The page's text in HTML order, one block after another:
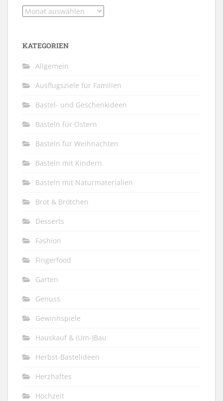
Archiv
KATEGORIEN
Allgemein
Ausflugsziele für Familien
Bastel- und Geschenkideen
Basteln für Ostern
Basteln für Weihnachten
Basteln mit Kindern
Basteln mit Naturmaterialien
Brot & Brötchen
Desserts
Fashion
Fingerfood
Garten
Genuss
Gewinnspiele
Hauskauf & (Um-)Bau
Herbst-Bastelideen
Herzhaftes
Hochzeit